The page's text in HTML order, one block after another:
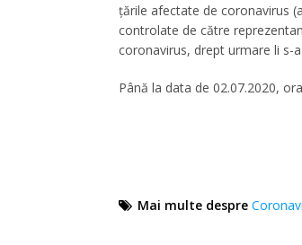
țările afectate de coronavirus
controlate de către
coronavirus, drept urmare li s-
Până la data de 02.07.2020,
Mai multe despre